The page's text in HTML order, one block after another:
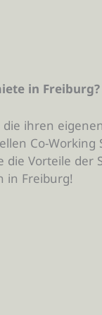
in Freiburg?
ihren
Co-
Vorteile
in Freiburg!